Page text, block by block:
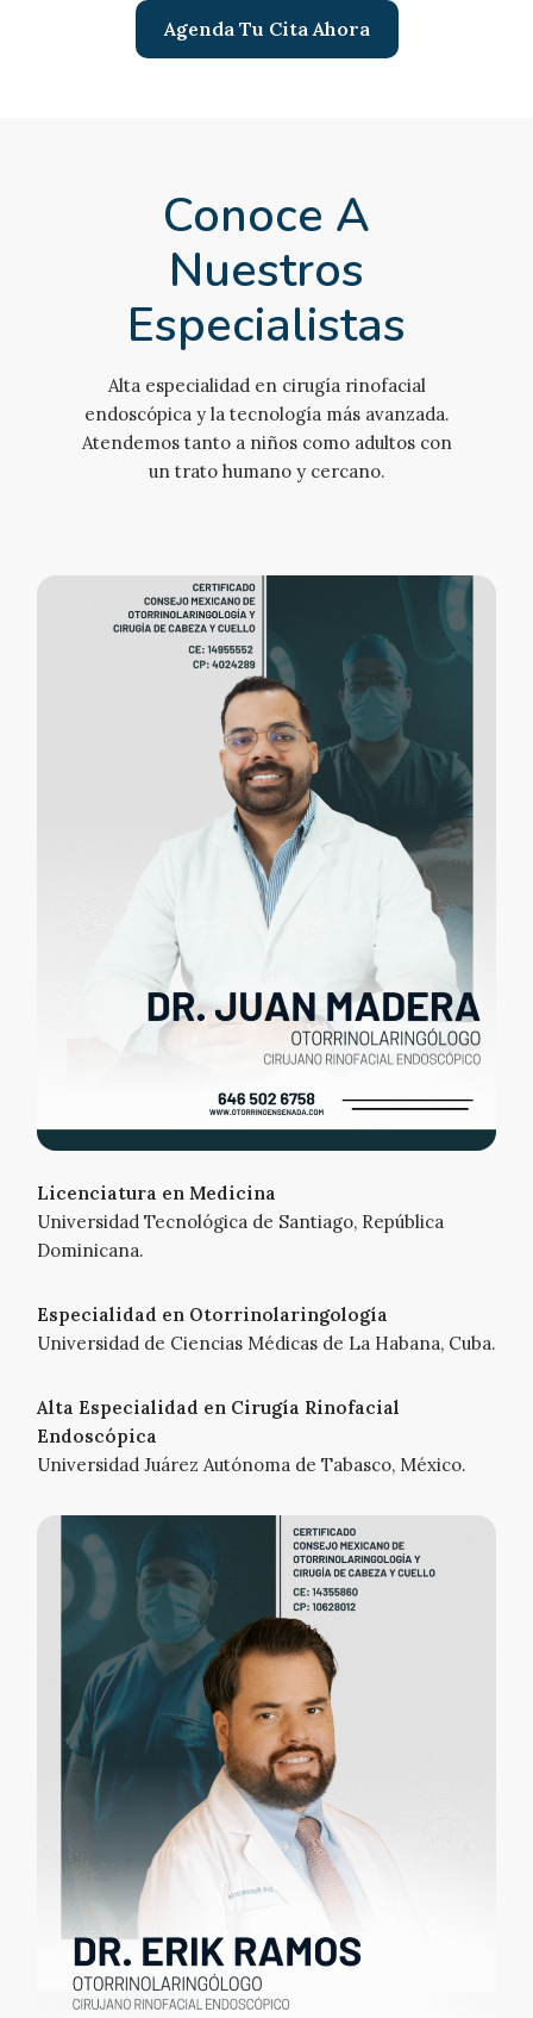
Agenda Tu Cita Ahora
Conoce A
Nuestros
Especialistas
Alta especialidad en cirugía rinofacial
endoscópica y la tecnología más avanzada.
Atendemos tanto a niños como adultos con
un trato humano y cercano.
Licenciatura en Medicina
Universidad Tecnológica de Santiago, República
Dominicana.
Especialidad en Otorrinolaringología
Universidad de Ciencias Médicas de La Habana, Cuba.
Alta Especialidad en Cirugía Rinofacial
Endoscópica
Universidad Juárez Autónoma de Tabasco, México.